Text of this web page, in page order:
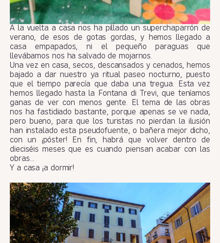
A la vuelta a casa nos ha pillado un superchaparrón de
verano, de esos de gotas gordas, y hemos llegado a
casa empapados, ni el pequeño paraguas que
llevábamos nos ha salvado de mojarnos.
Una vez en casa, secos, descansados y cenados, hemos
bajado a dar nuestro ya ritual paseo nocturno, puesto
que el tiempo parecía que daba una tregua. Esta vez
hemos llegado hasta la Fontana di Trevi, que teníamos
ganas de ver con menos gente. El tema de las obras
nos ha fastidiado bastante, porque apenas se ve nada,
pero bueno, para que los turistas no pierdan la ilusión
han instalado esta pseudofuente, o bañera mejor dicho,
con un ¡póster! En fin, habrá que volver dentro de
dieciséis meses que es cuando piensan acabar con las
obras…
Y a casa ¡a dormir!